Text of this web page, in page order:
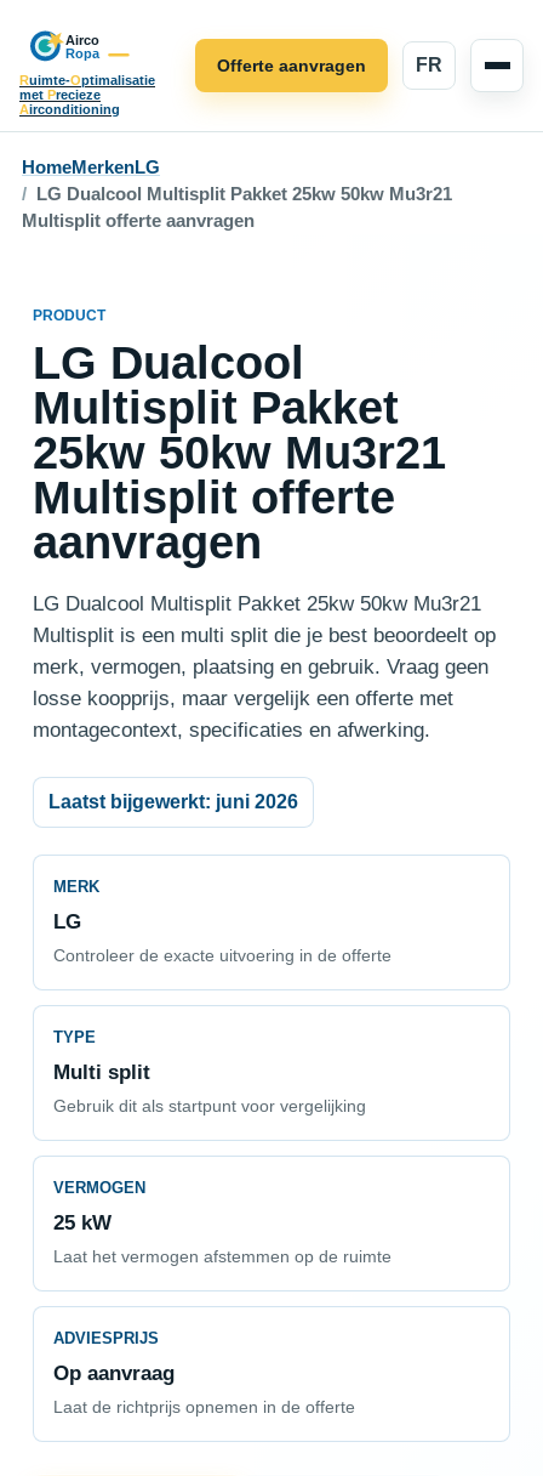
Ruimte-Optimalisatie
met Precieze
Airconditioning
FR
Offerte aanvragen
HomeMerkenLG
LG Dualcool Multisplit Pakket 25kw 50kw Mu3r21
Multisplit offerte aanvragen
PRODUCT
LG Dualcool
Multisplit Pakket
25kw 50kw Mu3r21
Multisplit offerte
aanvragen
LG Dualcool Multisplit Pakket 25kw 50kw Mu3r21
Multisplit is een multi split die je best beoordeelt op
merk, vermogen, plaatsing en gebruik. Vraag geen
losse koopprijs, maar vergelijk een offerte met
montagecontext, specificaties en afwerking.
Laatst bijgewerkt: juni 2026
MERK
LG
Controleer de exacte uitvoering in de offerte
TYPE
Multi split
Gebruik dit als startpunt voor vergelijking
VERMOGEN
25 kW
Laat het vermogen afstemmen op de ruimte
ADVIESPRIJS
Op aanvraag
Laat de richtprijs opnemen in de offerte